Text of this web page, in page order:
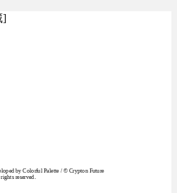
]
by Colorful Palette / © Crypton Future
reserved.